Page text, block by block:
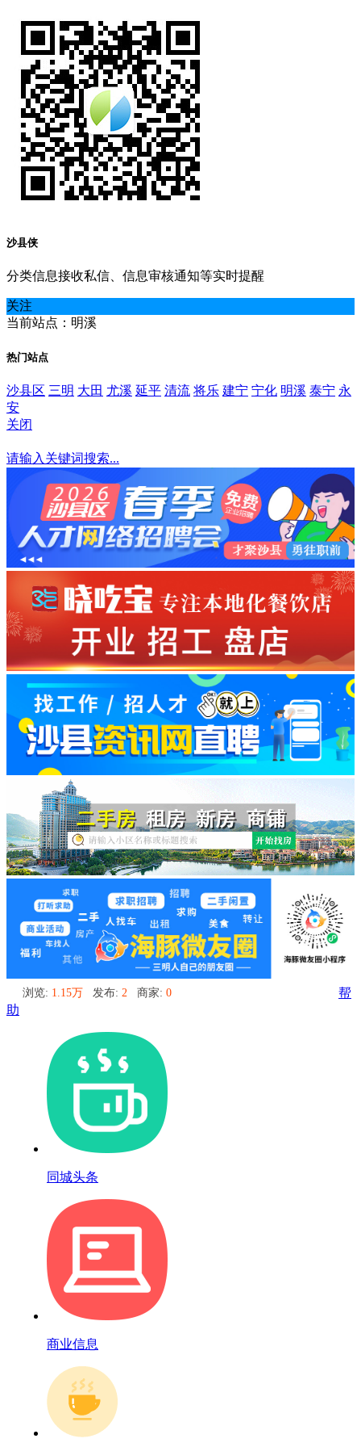
沙县侠
分类信息接收私信、信息审核通知等实时提醒
关注
当前站点：明溪
热门站点
沙县区 三明 大田 尤溪 延平 清流 将乐 建宁 宁化 明溪 泰宁 永
安
关闭
请输入关键词搜索...
浏览: 1.15万 发布: 2 商家: 0
帮
助
同城头条
商业信息